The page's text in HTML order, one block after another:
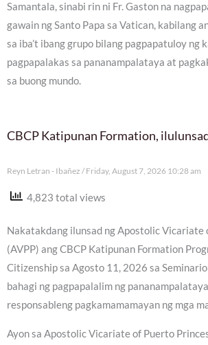
Samantala, sinabi rin ni Fr. Gaston na
gawain ng Santo Papa sa Vatican, kabilang
sa iba’t ibang grupo bilang pagpapatuloy ng
pagpapalakas sa pananampalataya at
sa buong mundo.
CBCP Katipunan Formation,
Reyn Letran - Ibañez Friday, August 7, 2026 10:28 am
4,823 total views
Nakatakdang ilunsad ng Apostolic Vicariate
(AVPP) ang CBCP Katipunan Formation
Citizenship sa Agosto 11, 2026 sa Seminario
bahagi ng pagpapalalim ng
responsableng pagkamamamayan ng mga
Ayon sa Apostolic Vicariate of Puerto